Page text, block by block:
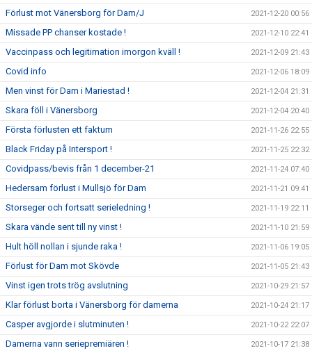
Förlust mot Vänersborg för Dam/J 2021-12-20 00:56
Missade PP chanser kostade ! 2021-12-10 22:41
Vaccinpass och legitimation imorgon kväll ! 2021-12-09 21:43
Covid info 2021-12-06 18:09
Men vinst för Dam i Mariestad ! 2021-12-04 21:31
Skara föll i Vänersborg 2021-12-04 20:40
Första förlusten ett faktum 2021-11-26 22:55
Black Friday på Intersport ! 2021-11-25 22:32
Covidpass/bevis från 1 december-21 2021-11-24 07:40
Hedersam förlust i Mullsjö för Dam 2021-11-21 09:41
Storseger och fortsatt serieledning ! 2021-11-19 22:11
Skara vände sent till ny vinst ! 2021-11-10 21:59
Hult höll nollan i sjunde raka ! 2021-11-06 19:05
Förlust för Dam mot Skövde 2021-11-05 21:43
Vinst igen trots trög avslutning 2021-10-29 21:57
Klar förlust borta i Vänersborg för damerna 2021-10-24 21:17
Casper avgjorde i slutminuten ! 2021-10-22 22:07
Damerna vann seriepremiären ! 2021-10-17 21:38